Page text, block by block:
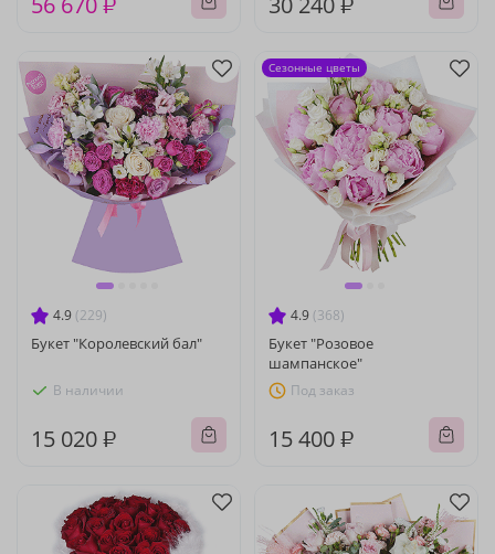
4.9 (229)
Букет "Королевский бал"
В наличии
15 020 ₽
4.9 (368)
Букет "Розовое
шампанское"
Под заказ
15 400 ₽
Сезонные цветы